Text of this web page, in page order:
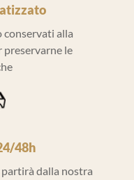
alla
le
48h
dalla nostra